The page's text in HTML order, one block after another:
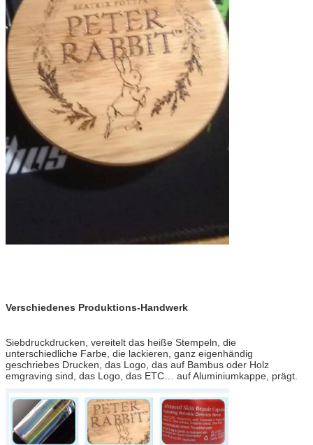
Verschiedenes Produktions-Handwerk
Siebdruckdrucken, vereitelt das heiße Stempeln, die
unterschiedliche Farbe, die lackieren, ganz eigenhändig
geschriebes Drucken, das Logo, das auf Bambus oder Holz
emgraving sind, das Logo, das ETC… auf Aluminiumkappe, prägt.